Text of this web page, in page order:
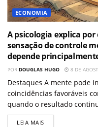
ECONOMIA
A psicologia explica
sensação de controle
depende
POR DOUGLAS HUGO 8 DE
Destaques A mente pode
coincidências favoráveis
quando o resultado
LEIA MAIS